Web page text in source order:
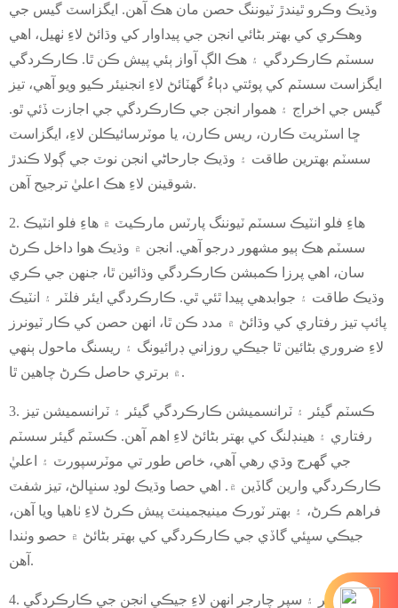
وڌيڪ وڪرو ٿيندڙ ٽيوننگ حصن مان هڪ آهن. ايگزاسٽ گيس جي
وهڪري کي بهتر بڻائي انجن جي پيداوار کي وڌائڻ لاءِ ٺهيل، اهي
سسٽم ڪارڪردگي ۽ هڪ الڳ آواز ٻئي پيش ڪن ٿا. ڪارڪردگي
ايگزاسٽ سسٽم کي پوئتي دٻاءُ گهٽائڻ لاءِ انجنيئر ڪيو ويو آهي، تيز
گيس جي اخراج ۽ هموار انجن جي ڪارڪردگي جي اجازت ڏئي ٿو.
ڇا اسٽريٽ ڪارن، ريس ڪارن، يا موٽرسائيڪلن لاءِ، ايگزاسٽ
سسٽم بهترين طاقت ۽ وڌيڪ جارحاڻي انجن نوٽ جي ڳولا ڪندڙ
شوقينن لاءِ هڪ اعليٰ ترجيح آهن.
2. هاءِ فلو انٽيڪ سسٽم ٽيوننگ پارٽس مارڪيٽ ۾ هاءِ فلو انٽيڪ
سسٽم هڪ ٻيو مشهور درجو آهي. انجن ۾ وڌيڪ هوا داخل ڪرڻ
سان، اهي پرزا ڪمبشن ڪارڪردگي وڌائين ٿا، جنهن جي ڪري
وڌيڪ طاقت ۽ جوابدهي پيدا ٿئي ٿي. ڪارڪردگي ايئر فلٽر ۽ انٽيڪ
پائپ تيز رفتاري کي وڌائڻ ۾ مدد ڪن ٿا، انهن حصن کي ڪار ٽيونرز
لاءِ ضروري بڻائين ٿا جيڪي روزاني ڊرائيونگ ۽ ريسنگ ماحول ٻنهي
۾ برتري حاصل ڪرڻ چاهين ٿا.
3. ڪسٽم گيئر ۽ ٽرانسميشن ڪارڪردگي گيئر ۽ ٽرانسميشن تيز
رفتاري ۽ هينڊلنگ کي بهتر بڻائڻ لاءِ اهم آهن. ڪسٽم گيئر سسٽم
جي گهرج وڌي رهي آهي، خاص طور تي موٽرسپورٽ ۽ اعليٰ
ڪارڪردگي وارين گاڏين ۾. اهي حصا وڌيڪ لوڊ سنڀالڻ، تيز شفٽ
فراهم ڪرڻ، ۽ بهتر ٽورڪ مينيجمينٽ پيش ڪرڻ لاءِ ٺاهيا ويا آهن،
جيڪي سڀئي گاڏي جي ڪارڪردگي کي بهتر بڻائڻ ۾ حصو وٺندا
آهن.
4. ٽربو چارجر ۽ سپر چارجر انهن لاءِ جيڪي انجن جي ڪارڪردگي